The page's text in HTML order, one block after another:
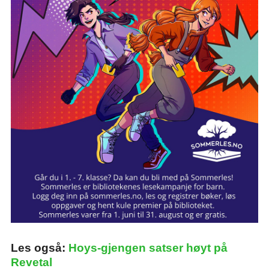
Les også: Hoys-gjengen satser høyt på
Revetal